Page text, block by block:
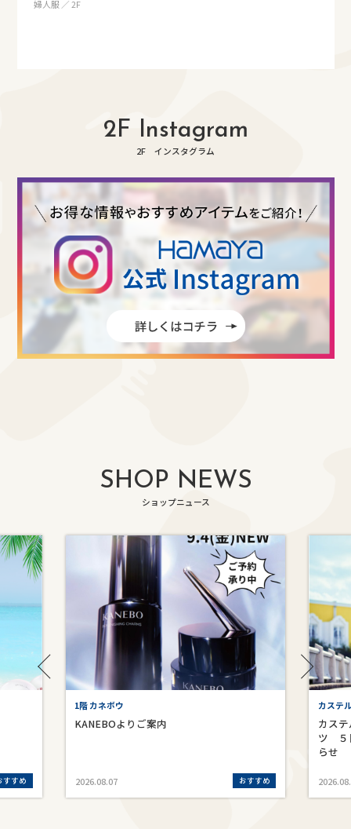
婦人服 ／ 2F
2F Instagram
2F インスタグラム
SHOP NEWS
ショップニュース
すすめ
1階 カネボウ
KANEBOよりご案内
2026.08.07 おすすめ
カステ
カス
ツ ５
らせ